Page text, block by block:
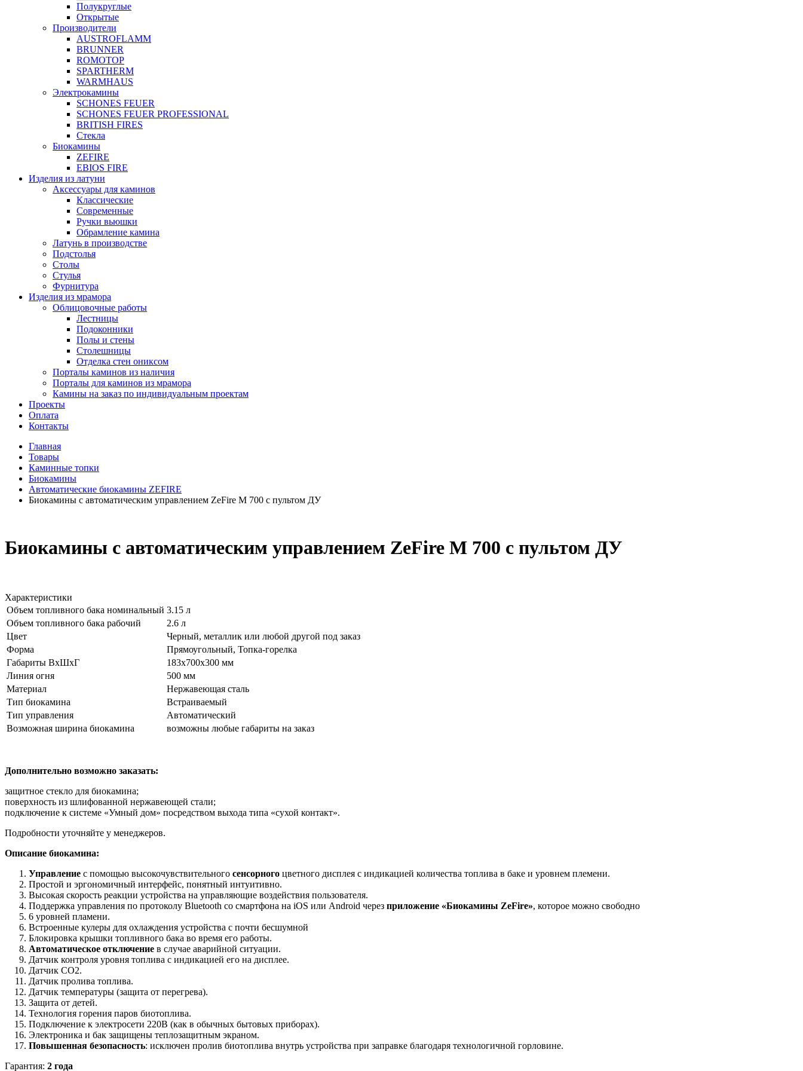
Полукруглые
Открытые
Производители
AUSTROFLAMM
BRUNNER
ROMOTOP
SPARTHERM
WARMHAUS
Электрокамины
SCHONES FEUER
SCHONES FEUER PROFESSIONAL
BRITISH FIRES
Стекла
Биокамины
ZEFIRE
EBIOS FIRE
Изделия из латуни
Аксессуары для каминов
Классические
Современные
Ручки вьюшки
Обрамление камина
Латунь в производстве
Подстолья
Столы
Стулья
Фурнитура
Изделия из мрамора
Облицовочные работы
Лестницы
Подоконники
Полы и стены
Столешницы
Отделка стен ониксом
Порталы каминов из наличия
Порталы для каминов из мрамора
Камины на заказ по индивидуальным проектам
Проекты
Оплата
Контакты
Главная
Товары
Каминные топки
Биокамины
Автоматические биокамины ZEFIRE
Биокамины с автоматическим управлением ZeFire М 700 с пультом ДУ
Биокамины с автоматическим управлением ZeFire М 700 с пультом ДУ
Характеристики
Объем топливного бака номинальный 3.15 л
Объем топливного бака рабочий
2.6 л
Цвет
Черный, металлик или любой другой под заказ
Форма
Прямоугольный, Топка-горелка
Габариты ВхШхГ
183x700x300 мм
Линия огня
500 мм
Материал
Нержавеющая сталь
Тип биокамина
Встраиваемый
Тип управления
Автоматический
Возможная ширина биокамина
возможны любые габариты на заказ
Дополнительно возможно заказать:
защитное стекло для биокамина;
поверхность из шлифованной нержавеющей стали;
подключение к системе «Умный дом» посредством выхода типа «сухой контакт».
Подробности уточняйте у менеджеров.
Описание биокамина:
Управление с помощью высокочувствительного сенсорного цветного дисплея с индикацией количества топлива в баке и уровнем племени.
Простой и эргономичный интерфейс, понятный интуитивно.
Высокая скорость реакции устройства на управляющие воздействия пользователя.
Поддержка управления по протоколу Bluetooth со смартфона на iOS или Android через приложение «Биокамины ZeFire», которое можно свободно
6 уровней пламени.
Встроенные кулеры для охлаждения устройства с почти бесшумной
Блокировка крышки топливного бака во время его работы.
Автоматическое отключение в случае аварийной ситуации.
Датчик контроля уровня топлива с индикацией его на дисплее.
Датчик СО2.
Датчик пролива топлива.
Датчик температуры (защита от перегрева).
Защита от детей.
Технология горения паров биотоплива.
Подключение к электросети 220В (как в обычных бытовых приборах).
Электроника и бак защищены теплозащитным экраном.
Повышенная безопасность: исключен пролив биотоплива внутрь устройства при заправке благодаря технологичной горловине.
Гарантия: 2 года